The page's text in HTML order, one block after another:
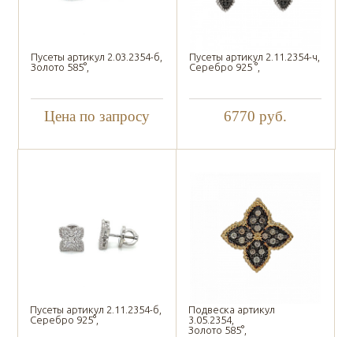
Пусеты артикул 2.03.2354-б,
Золото 585°,
Цена по запросу
Пусеты артикул 2.11.2354-ч,
Серебро 925 °,
6770 руб.
Пусеты артикул 2.11.2354-б,
Серебро 925°,
Подвеска артикул
3.05.2354,
Золото 585°,